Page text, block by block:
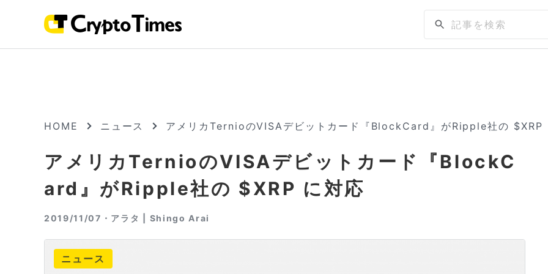
HOME ニュース アメリカTernioのVISAデビットカード『BlockCard』がRipple社の $XRP
アメリカTernioのVISAデビットカード『BlockC
ard』がRipple社の $XRP に対応
2019/11/07・ アラタ | Shingo Arai
ニュース